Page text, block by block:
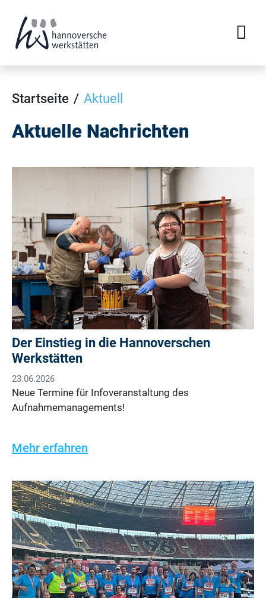
Startseite Aktuell
Aktuelle Nachrichten
Der Einstieg in die Hannoverschen
Werkstätten
23.06.2026
Neue Termine für Infoveranstaltung des
Aufnahmemanagements!
Mehr erfahren